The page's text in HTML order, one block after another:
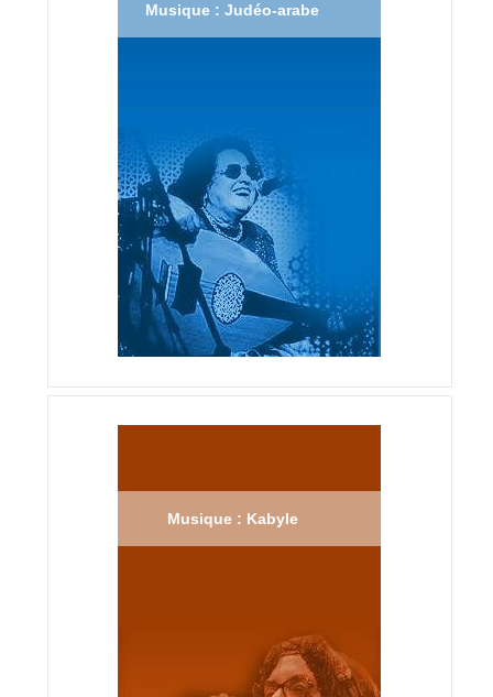
Musique : Judéo-arabe
Musique : Kabyle